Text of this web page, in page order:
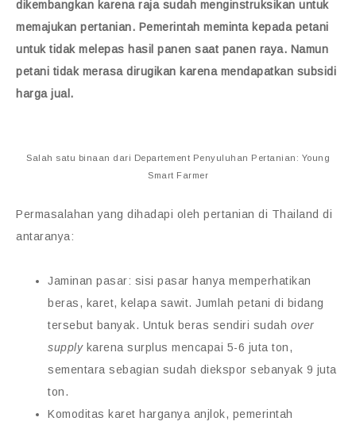
dikembangkan karena raja sudah menginstruksikan untuk
memajukan pertanian. Pemerintah meminta kepada petani
untuk tidak melepas hasil panen saat panen raya. Namun
petani tidak merasa dirugikan karena mendapatkan subsidi
harga jual.
Salah satu binaan dari Departement Penyuluhan Pertanian: Young
Smart Farmer
Permasalahan yang dihadapi oleh pertanian di Thailand di
antaranya:
Jaminan pasar: sisi pasar hanya memperhatikan
beras, karet, kelapa sawit. Jumlah petani di bidang
tersebut banyak. Untuk beras sendiri sudah over
supplykarena surplus mencapai 5-6 juta ton,
sementara sebagian sudah diekspor sebanyak 9 juta
ton.
Komoditas karet harganya anjlok, pemerintah